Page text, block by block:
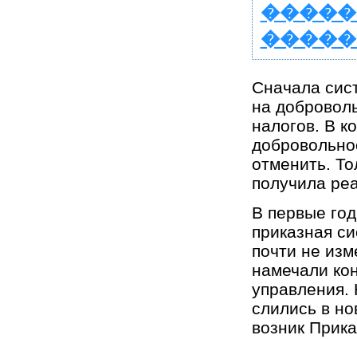
Сначала
на
налогов. В
отменить.
получила
В первые
приказная
почти не
намечали
слились в
возник